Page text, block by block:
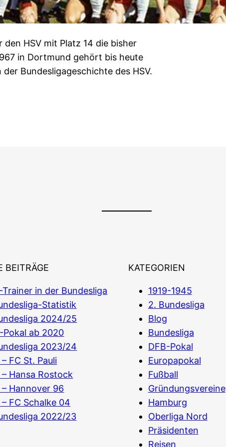
HSV mit Platz 14 die bisher
in Dortmund gehört bis heute
Bundesligageschichte des HSV.
BEITRÄGE
Trainer in der Bundesliga
Statistik
2024/25
Pokal ab 2020
2023/24
– FC St. Pauli
– Hansa Rostock
– Hannover 96
– FC Schalke 04
2022/23
KATEGORIEN
1919-1945
2. Bundesliga
Blog
Bundesliga
DFB-Pokal
Europapokal
Fußball
Gründungsvereine
Hamburg
Oberliga Nord
Präsidenten
Reisen